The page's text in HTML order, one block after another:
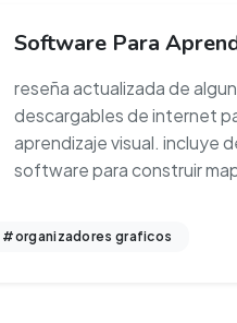
Software Para
reseña actualizada de
descargables de internet
aprendizaje visual. incluye
software para construir
#organizadores graficos